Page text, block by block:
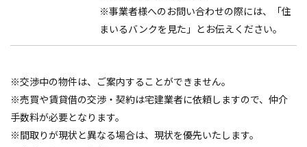
※事業者様へのお問い合わせの際には、「住
まいるバンクを見た」とお伝えください。
※交渉中の物件は、ご案内することができません。
※売買や賃貸借の交渉・契約は宅建業者に依頼しますので、仲介
手数料が必要となります。
※間取りが現状と異なる場合は、現状を優先いたします。